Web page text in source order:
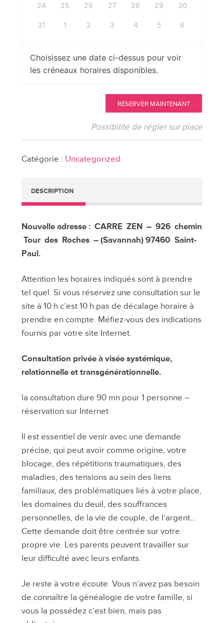
24 25 26 27 28 29 30
31 1 2 3 4 5 6
Choisissez une date ci-dessus pour voir
les créneaux horaires disponibles.
constellations
Carré
de
la
Réunion
2018
RÉSERVER MAINTENANT
Possibilité de régler sur place
Catégorie : Uncategorized.
DESCRIPTION
Nouvelle adresse : CARRE ZEN – 926 chemin
Tour des Roches – (Savannah)97460 Saint-
Paul.
Attention les horaires indiqués sont à prendre
tel quel. Si vous réservez une consultation sur le
site à 10 h c’est 10 h pas de décalage horaire à
prendre en compte. Méfiez-vous des indications
fournis par votre site Internet.
Consultation privée à visée systémique,
relationnelle et transgénérationnelle.
la consultation dure 90 mn pour 1 personne –
réservation sur Internet
Il est essentiel de venir avec une demande
précise, qui peut avoir comme origine, votre
blocage, des répétitions traumatiques, des
maladies, des tensions au sein des liens
familiaux, des problématiques liés à votre place,
les domaines du deuil, des souffrances
personnelles, de la vie de couple, de l’argent…
Cette demande doit être centrée sur votre
propre vie. Les parents peuvent travailler sur
leur difficulté avec leurs enfants.
Je reste à votre écoute. Vous n’avez pas besoin
de connaître la généalogie de votre famille, si
vous la possédez c’est bien, mais pas